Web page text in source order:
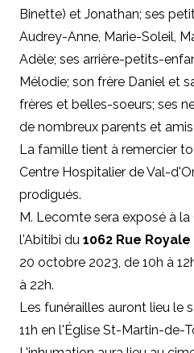
Binette) et Jonathan; ses
Audrey-Anne, Marie-Soleil,
Adèle; ses arrière-petits-
Mélodie; son frère Daniel et
frères et belles-soeurs; ses
de nombreux parents et amis
La famille tient à remercier
Centre Hospitalier de Val-
prodigués.
M. Lecomte sera exposé à
l'Abitibi du 1062 Rue
20 octobre 2023, de 10h à
à 22h.
Les funérailles auront lieu le
11h en l'Église St-Martin-de-